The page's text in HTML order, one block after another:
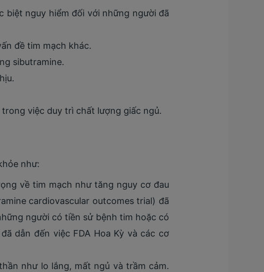
biệt nguy hiểm đối với những người đã
đề tim mạch khác.
sibutramine.
việc duy trì chất lượng giấc ngủ.
như:
về tim mạch như tăng nguy cơ đau
cardiovascular outcomes trial) đã
người có tiền sử bệnh tim hoặc có
dẫn đến việc FDA Hoa Kỳ và các cơ
như lo lắng, mất ngủ và trầm cảm.